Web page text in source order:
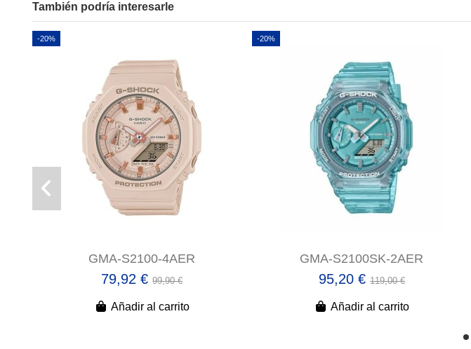
También podría interesarle
-20%
GMA-S2100-4AER
79,92 €99,90 €
Añadir al carrito
-20%
GMA-S2100SK-2AER
95,20 € 119,00 €
Añadir al carrito